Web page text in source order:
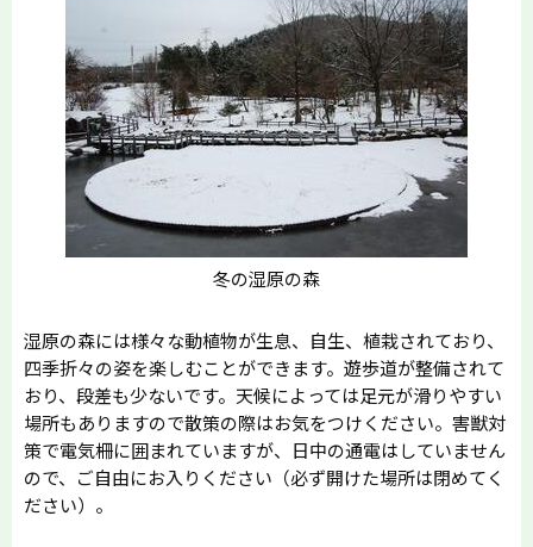
冬の湿原の森
湿原の森には様々な動植物が生息、自生、植栽されており、
四季折々の姿を楽しむことができます。遊歩道が整備されて
おり、段差も少ないです。天候によっては足元が滑りやすい
場所もありますので散策の際はお気をつけください。害獣対
策で電気柵に囲まれていますが、日中の通電はしていません
ので、ご自由にお入りください（必ず開けた場所は閉めてく
ださい）。